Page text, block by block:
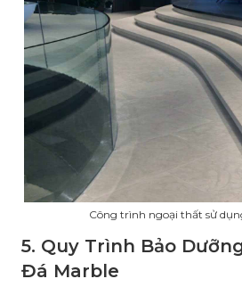
Công trình ngoại thất sử
5. Quy Trình Bảo
Đá Marble